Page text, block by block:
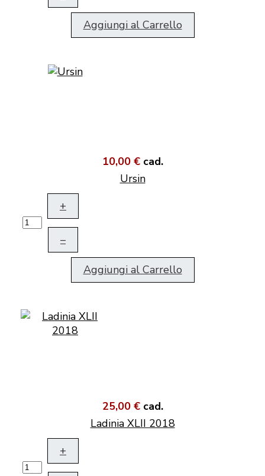
Aggiungi al Carrello
10,00 € cad.
Ursin
+
–
Aggiungi al Carrello
25,00 € cad.
Ladinia XLII 2018
+